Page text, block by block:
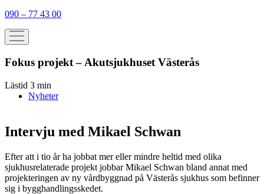
090 – 77 43 00
Fokus projekt – Akutsjukhuset Västerås
Lästid 3 min
Nyheter
Intervju med Mikael Schwan
Efter att i tio år ha jobbat mer eller mindre heltid med olika
sjukhusrelaterade projekt jobbar Mikael Schwan bland annat med
projekteringen av ny vårdbyggnad på Västerås sjukhus som befinner
sig i bygghandlingsskedet.